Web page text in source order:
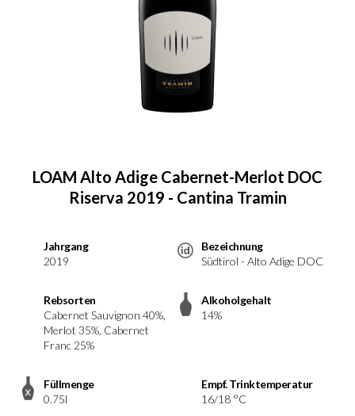
LOAM Alto Adige Cabernet-Merlot DOC
Riserva 2019 - Cantina Tramin
Jahrgang
2019
Bezeichnung
Südtirol - Alto Adige DOC
Rebsorten
Cabernet Sauvignon 40%,
Merlot 35%, Cabernet
Franc 25%
Alkoholgehalt
14%
Füllmenge
0.75l
Empf. Trinktemperatur
16/18 °C